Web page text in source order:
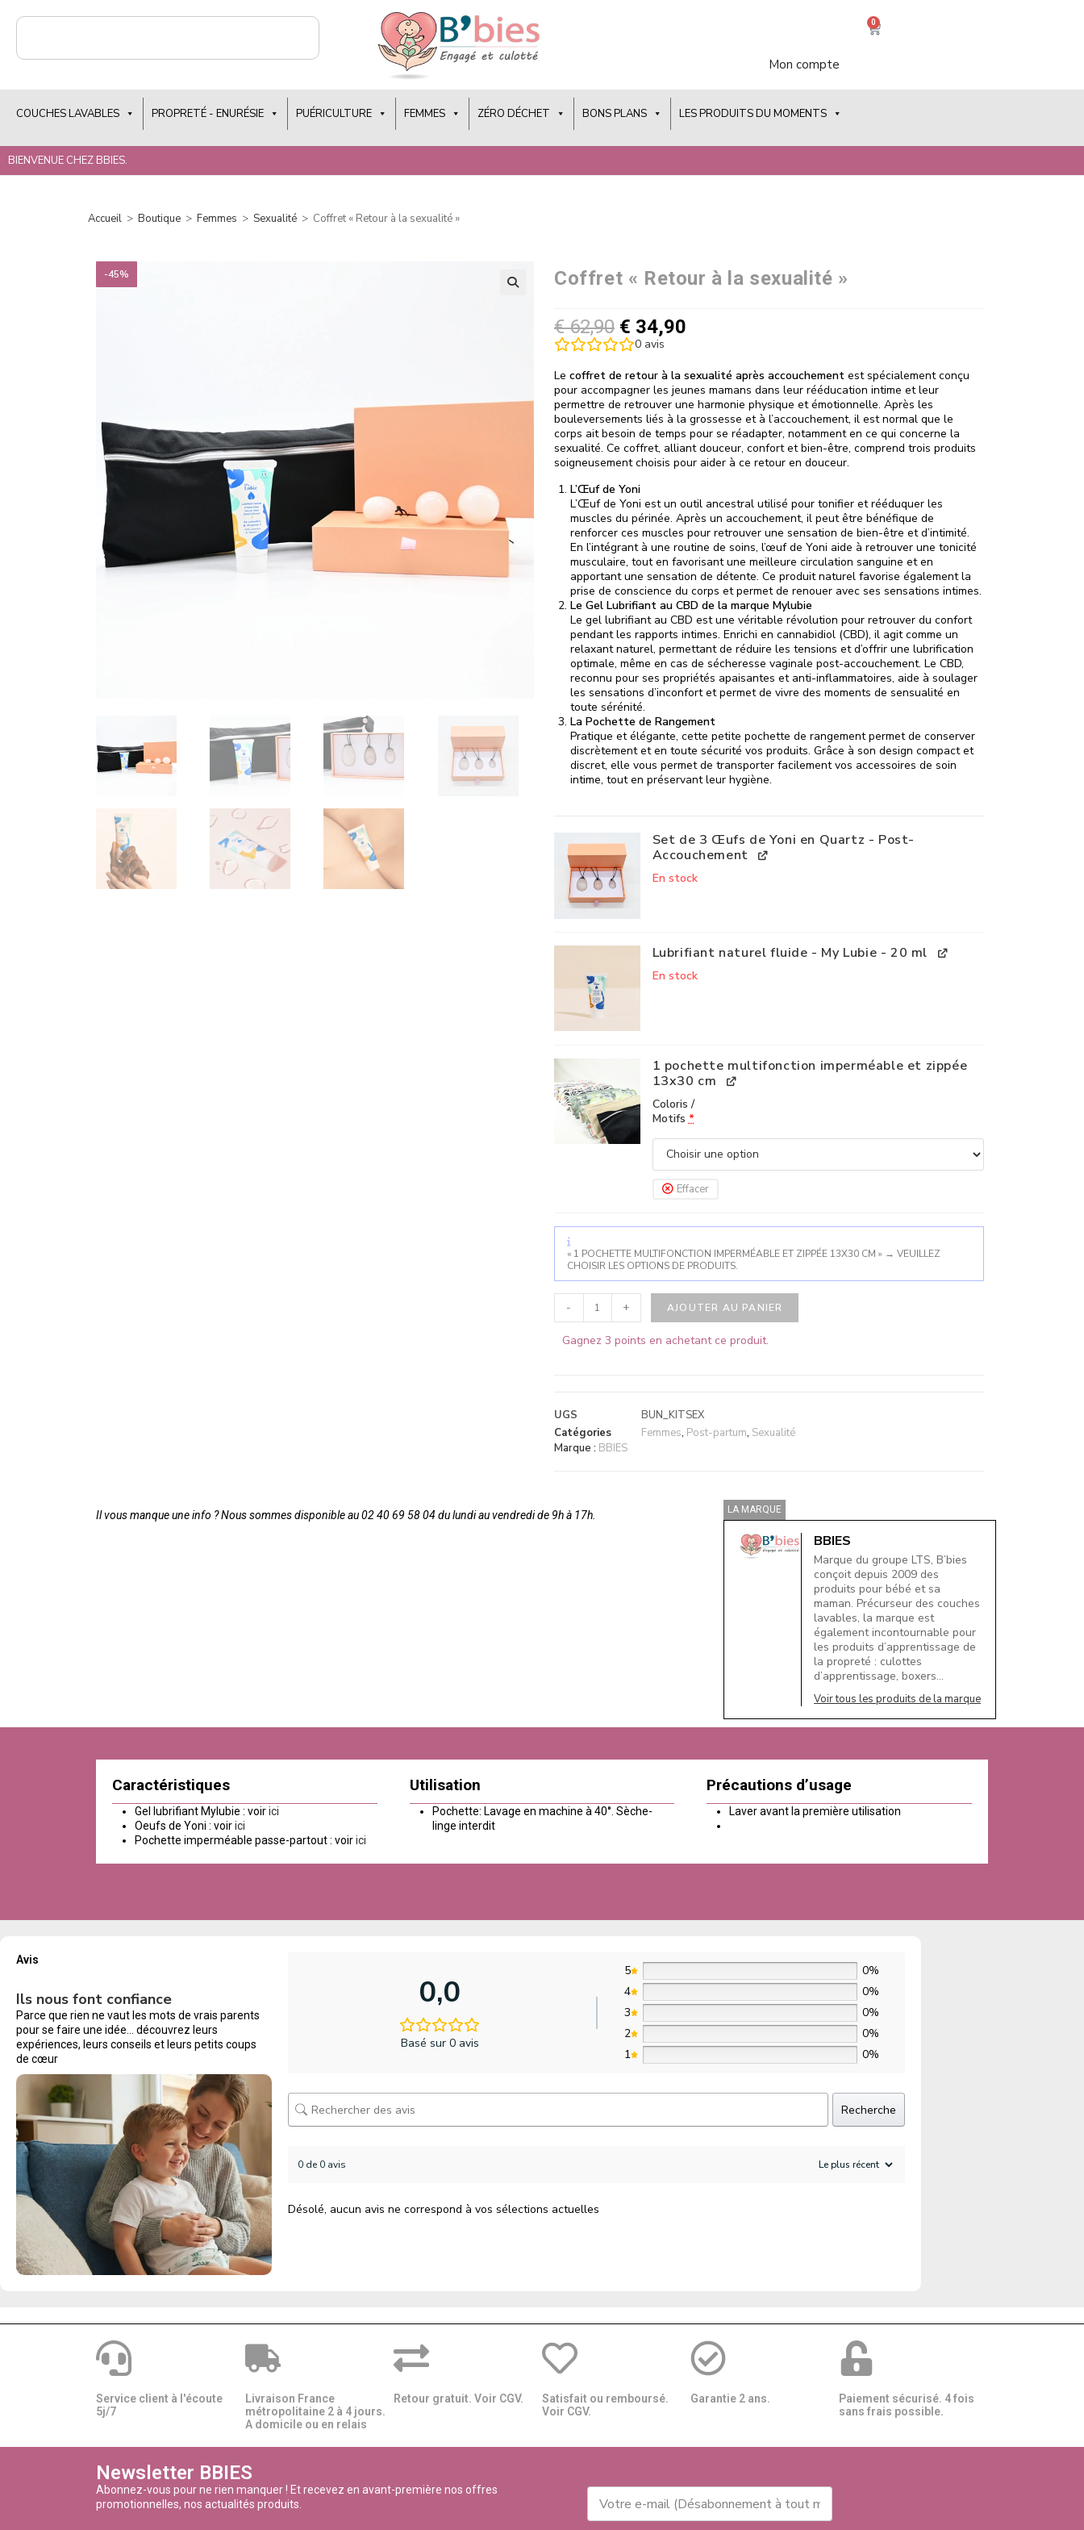
Mon compte
0
COUCHES LAVABLES PROPRETÉ - ENURÉSIE PUÉRICULTURE FEMMES ZÉRO DÉCHET BONS PLANS LES PRODUITS DU MOMENTS
BIENVENUE CHEZ BBIES.
Accueil > Boutique > Femmes > Sexualité > Coffret « Retour à la sexualité »
-45% Coffret « Retour à la sexualité »
€62,90 € 34,90
0avis
Le coffret de retour à la sexualité après accouchementest spécialement conçu
pour accompagner les jeunes mamans dans leur rééducation intime et leur
permettre de retrouver une harmonie physique et émotionnelle. Après les
bouleversements liés à la grossesse et à l’accouchement, il est normal que le
corps ait besoin de temps pour se réadapter, notamment en ce qui concerne la
sexualité. Ce coffret, alliant douceur, confort et bien-être, comprend trois produits
soigneusement choisis pour aider à ce retour en douceur.
L’Œuf de Yoni
L’Œuf de Yoni est un outil ancestral utilisé pour tonifier et rééduquer les
muscles du périnée. Après un accouchement, il peut être bénéfique de
renforcer ces muscles pour retrouver une sensation de bien-être et d’intimité.
En l’intégrant à une routine de soins, l’œuf de Yoni aide à retrouver une tonicité
musculaire, tout en favorisant une meilleure circulation sanguine et en
apportant une sensation de détente. Ce produit naturel favorise également la
prise de conscience du corps et permet de renouer avec ses sensations intimes.
Le Gel Lubrifiant au CBD de la marque Mylubie
Le gel lubrifiant au CBD est une véritable révolution pour retrouver du confort
pendant les rapports intimes. Enrichi en cannabidiol (CBD), il agit comme un
relaxant naturel, permettant de réduire les tensions et d’offrir une lubrification
optimale, même en cas de sécheresse vaginale post-accouchement. Le CBD,
reconnu pour ses propriétés apaisantes et anti-inflammatoires, aide à soulager
les sensations d’inconfort et permet de vivre des moments de sensualité en
toute sérénité.
La Pochette de Rangement
Pratique et élégante, cette petite pochette de rangement permet de conserver
discrètement et en toute sécurité vos produits. Grâce à son design compact et
discret, elle vous permet de transporter facilement vos accessoires de soin
intime, tout en préservant leur hygiène.
Set de 3 Œufs de Yoni en Quartz - Post-
Accouchement
En stock
Lubrifiant naturel fluide - My Lubie - 20 ml
En stock
1 pochette multifonction imperméable et zippée
13x30 cm
Coloris /
Motifs *
Effacer
« 1 POCHETTE MULTIFONCTION IMPERMÉABLE ET ZIPPÉE 13X30 CM » → VEUILLEZ
CHOISIR LES OPTIONS DE PRODUITS.
- + AJOUTER AU PANIER
Gagnez 3 points en achetant ce produit.
UGS
BUN_KITSEX
Catégories
Femmes, Post-partum, Sexualité
Marque : BBIES
Il vous manque une info ? Nous sommes disponible au 02 40 69 58 04 du lundi au vendredi de 9h à 17h. LA MARQUE
BBIES
Marque du groupe LTS, B’bies
conçoit depuis 2009 des
produits pour bébé et sa
maman. Précurseur des couches
lavables, la marque est
également incontournable pour
les produits d’apprentissage de
la propreté : culottes
d’apprentissage, boxers…
Voir tous les produits de la marque
Caractéristiques
Gel lubrifiant Mylubie : voirici
Oeufs de Yoni : voirici
Pochette imperméable passe-partout : voirici
Utilisation
Pochette: Lavage en machine à 40°. Sèche-
linge interdit
Précautions d’usage
Laver avant la première utilisation
Avis
Ils nous font confiance
Parce que rien ne vaut les mots de vrais parents
pour se faire une idée… découvrez leurs
expériences, leurs conseils et leurs petits coups
de cœur
0,0
Basé sur 0 avis
5
0%
4
0%
3
0%
2
0%
1
0%
Recherche
0 de 0 avis
Désolé, aucun avis ne correspond à vos sélections actuelles
Service client à l'écoute
5j/7
Livraison France
métropolitaine 2 à 4 jours.
A domicile ou en relais​​
Retour gratuit. Voir CGV.
Satisfait ou remboursé.
Voir CGV.
Garantie 2 ans.
Paiement sécurisé. 4 fois
sans frais possible.
Newsletter BBIES
Abonnez-vous pour ne rien manquer ! Et recevez en avant-première nos offres
promotionnelles, nos actualités produits.